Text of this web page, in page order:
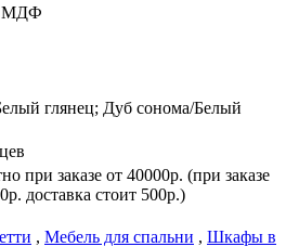
МДФ
глянец; Дуб сонома/Белый
при заказе от 40000р. (при заказе
доставка стоит 500р.)
, Мебель для спальни , Шкафы в